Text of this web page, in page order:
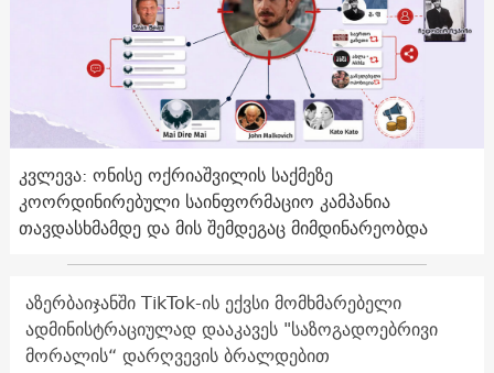
კვლევა: ონისე ოქრიაშვილის საქმეზე
კოორდინირებული საინფორმაციო კამპანია
თავდასხმამდე და მის შემდეგაც მიმდინარეობდა
აზერბაიჯანში TikTok-ის ექვსი მომხმარებელი
ადმინისტრაციულად დააკავეს "საზოგადოებრივი
მორალის“ დარღვევის ბრალდებით